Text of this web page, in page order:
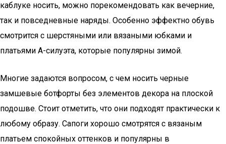
каблуке носить, можно порекомендовать как вечерние,
так и повседневные наряды. Особенно эффектно обувь
смотрится с шерстяными или вязаными юбками и
платьями А-силуэта, которые популярны зимой.
Многие задаются вопросом, с чем носить черные
замшевые ботфорты без элементов декора на плоской
подошве. Стоит отметить, что они подходят практически к
любому образу. Сапоги хорошо смотрятся с вязаным
платьем спокойных оттенков и популярны в